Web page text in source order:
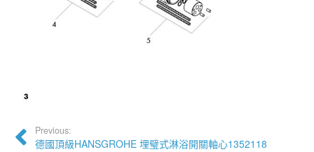
Previous:
德國頂級HANSGROHE 埋璧式淋浴開關軸心1352118